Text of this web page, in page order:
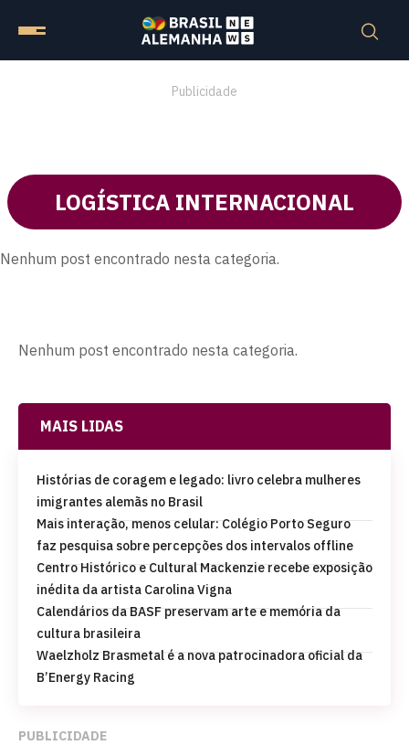
Publicidade
LOGÍSTICA INTERNACIONAL
Nenhum post encontrado nesta categoria.
Nenhum post encontrado nesta categoria.
MAIS LIDAS
Histórias de coragem e legado: livro celebra mulheres
imigrantes alemãs no Brasil
Mais interação, menos celular: Colégio Porto Seguro
faz pesquisa sobre percepções dos intervalos offline
Centro Histórico e Cultural Mackenzie recebe exposição
inédita da artista Carolina Vigna
Calendários da BASF preservam arte e memória da
cultura brasileira
Waelzholz Brasmetal é a nova patrocinadora oficial da
B’Energy Racing
PUBLICIDADE